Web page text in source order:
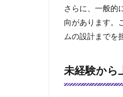
さらに、一般的
向があります。
ムの設計までを
未経験から